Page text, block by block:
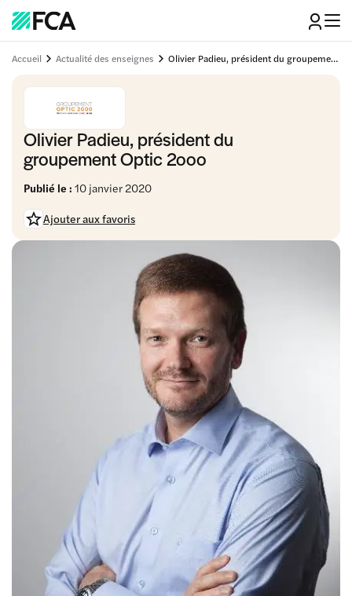
Accueil Actualité des enseignes Olivier Padieu, président du groupement Optic 2ooo
Olivier Padieu, président du
groupement Optic 2ooo
Publié le : 10 janvier 2020
Ajouter aux favoris